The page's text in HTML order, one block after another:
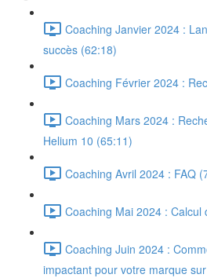
Coaching Janvier 2024 :
succès (62:18)
Coaching Février 2024 :
Coaching Mars 2024 :
Helium 10 (65:11)
Coaching Avril 2024 : FAQ
Coaching Mai 2024 : Calcul
Coaching Juin 2024 :
impactant pour votre marque